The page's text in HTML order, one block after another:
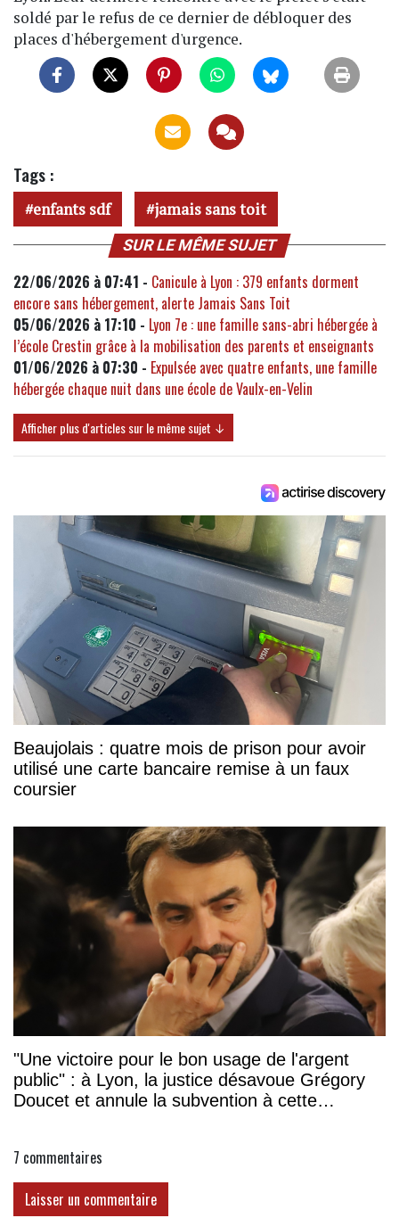
soldé par le refus de ce dernier de débloquer des
places d'hébergement d'urgence.
Tags :
enfants sdf jamais sans toit
SUR LE MÊME SUJET
22/06/2026 à 07:41 - Canicule à Lyon : 379 enfants dorment
encore sans hébergement, alerte Jamais Sans Toit
05/06/2026 à 17:10 - Lyon 7e : une famille sans-abri hébergée à
l’école Crestin grâce à la mobilisation des parents et enseignants
01/06/2026 à 07:30 - Expulsée avec quatre enfants, une famille
hébergée chaque nuit dans une école de Vaulx-en-Velin
Afficher plus d'articles sur le même sujet ↓
Beaujolais : quatre mois de prison pour avoir
utilisé une carte bancaire remise à un faux
coursier
"Une victoire pour le bon usage de l'argent
public" : à Lyon, la justice désavoue Grégory
Doucet et annule la subvention à cette
7 commentaires
Laisser un commentaire